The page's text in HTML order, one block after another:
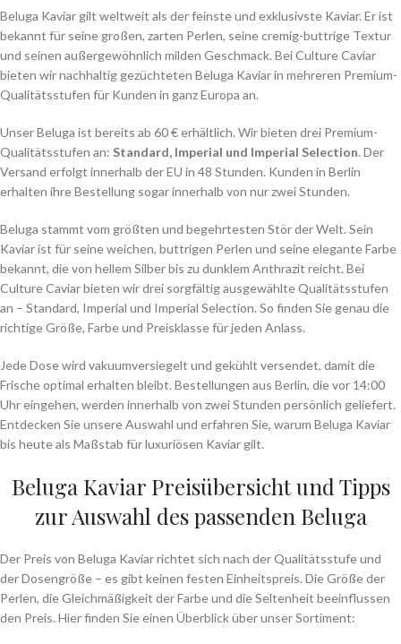
Beluga Kaviar gilt weltweit als der feinste und exklusivste Kaviar. Er ist
bekannt für seine großen, zarten Perlen, seine cremig-buttrige Textur
und seinen außergewöhnlich milden Geschmack. Bei Culture Caviar
bieten wir nachhaltig gezüchteten Beluga Kaviar in mehreren Premium-
Qualitätsstufen für Kunden in ganz Europa an.
Unser Beluga ist bereits ab 60 € erhältlich. Wir bieten drei Premium-
Qualitätsstufen an: Standard, Imperial und Imperial Selection. Der
Versand erfolgt innerhalb der EU in 48 Stunden. Kunden in Berlin
erhalten ihre Bestellung sogar innerhalb von nur zwei Stunden.
Beluga stammt vom größten und begehrtesten Stör der Welt. Sein
Kaviar ist für seine weichen, buttrigen Perlen und seine elegante Farbe
bekannt, die von hellem Silber bis zu dunklem Anthrazit reicht. Bei
Culture Caviar bieten wir drei sorgfältig ausgewählte Qualitätsstufen
an – Standard, Imperial und Imperial Selection. So finden Sie genau die
richtige Größe, Farbe und Preisklasse für jeden Anlass.
Jede Dose wird vakuumversiegelt und gekühlt versendet, damit die
Frische optimal erhalten bleibt. Bestellungen aus Berlin, die vor 14:00
Uhr eingehen, werden innerhalb von zwei Stunden persönlich geliefert.
Entdecken Sie unsere Auswahl und erfahren Sie, warum Beluga Kaviar
bis heute als Maßstab für luxuriösen Kaviar gilt.
Beluga Kaviar Preisübersicht und Tipps
zur Auswahl des passenden Beluga
Der Preis von Beluga Kaviar richtet sich nach der Qualitätsstufe und
der Dosengröße – es gibt keinen festen Einheitspreis. Die Größe der
Perlen, die Gleichmäßigkeit der Farbe und die Seltenheit beeinflussen
den Preis. Hier finden Sie einen Überblick über unser Sortiment: